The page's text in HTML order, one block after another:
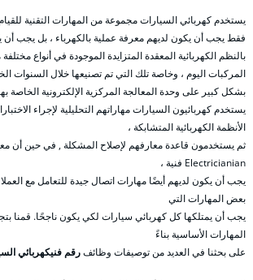
يستخدم كهربائي السيارات مجموعة من المهارات التقنية
فقط يجب أن يكون لديهم معرفة عملية بالكهرباء ، بل يجب
بالنظم الكهربائية المعقدة المتزايدة الموجودة في أنواع
المركبات اليوم ، وخاصة تلك التي تم تصنيعها خلال السنوات
بشكل كبير على وحدة المعالجة المركزية الإلكترونية الخاصة
يستخدم كهربائيون السيارات مهاراتهم التحليلية لإجراء
الأنظمة الكهربائية المتشابكة ،
Electricianian فنية ،
يجب أن يكون لديهم أيضًا مهارات اتصال جيدة للتعامل مع
بعض المهارات التي
يجب أن يمتلكها كل كهربائي سيارات لكي يكون ناجحًا. قمنا
المهارات الأساسية بناءً
على بحثنا في العديد من توصيفات وظائفرقم فنيكهربائي